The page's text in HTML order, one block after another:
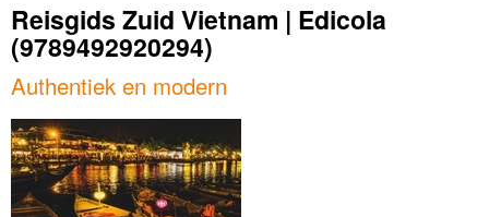
Reisgids Zuid Vietnam | Edicola
(9789492920294)
Authentiek en modern